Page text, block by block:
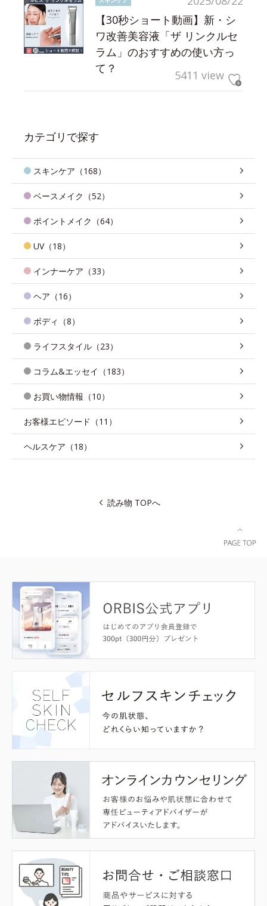
【30秒ショート動画】新・シ
ワ改善美容液「ザ リンクルセ
ラム」のおすすめの使い方っ
て？
5411 view
カテゴリで探す
スキンケア（168）
ベースメイク（52）
ポイントメイク（64）
UV（18）
インナーケア（33）
ヘア（16）
ボディ（8）
ライフスタイル（23）
コラム&エッセイ（183）
お買い物情報（10）
お客様エピソード（11）
ヘルスケア（18）
読み物 TOPへ